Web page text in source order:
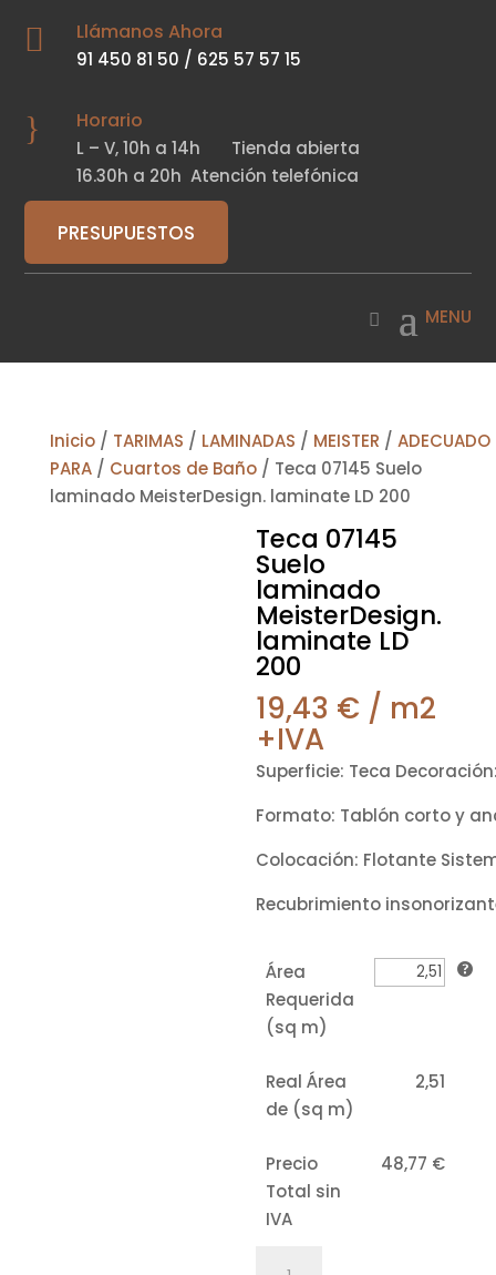
 Llámanos Ahora
91 450 81 50 / 625 57 57 15
} Horario
L – V,10h a 14h Tienda abierta
16.30h a 20hAtención telefónica
PRESUPUESTOS
Inicio/ TARIMAS / LAMINADAS / MEISTER / ADECUADO
PARA/ Cuartos de Baño/ Teca 07145 Suelo
laminado MeisterDesign. laminate LD 200
Teca 07145
Suelo
laminado
MeisterDesign.
laminate LD
200
19,43 € / m2
+IVA
Superficie: Teca
Formato: Tablón corto y
Colocación: Flotante
Recubrimiento
Área
Requerida
(sq m)
Real Área
de (sq m)
2,51
Precio
Total sin
IVA
48,77 €